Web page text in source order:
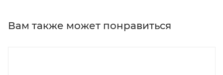
Вам также может понравиться